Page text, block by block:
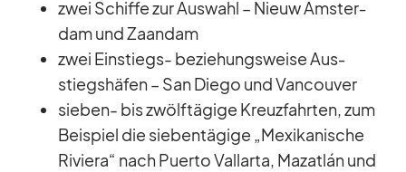
zwei Schiffe zur Aus­wahl – Nieuw Ams­ter­
dam und Za­an­dam
zwei Ein­stiegs- be­zie­hungs­weise Aus­
stiegs­hä­fen – San Diego und Van­cou­ver
sie­ben- bis zwölf­tä­gige Kreuz­fahr­ten, zum
Bei­spiel die sie­ben­tä­gige „Me­xi­ka­ni­sche
Ri­viera“ nach Pu­erto Vall­arta, Ma­zat­lán und